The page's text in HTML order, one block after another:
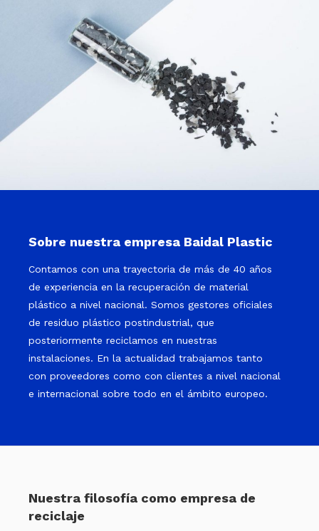
Sobre nuestra empresa Baidal Plastic
Contamos con una trayectoria de más de 40 años
de experiencia en la recuperación de material
plástico a nivel nacional. Somos gestores oficiales
de residuo plástico postindustrial, que
posteriormente reciclamos en nuestras
instalaciones. En la actualidad trabajamos tanto
con proveedores como con clientes a nivel nacional
e internacional sobre todo en el ámbito europeo.
Nuestra filosofía como empresa de
reciclaje